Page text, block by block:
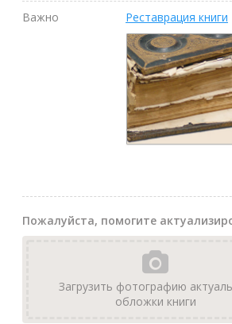
Важно Реставрация книги
Пожалуйста, помогите
Загрузить фотографию
обложки книги